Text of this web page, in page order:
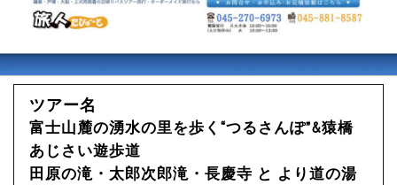
ツアー名
富士山麓の湧水の里を歩く“つるさんぽ”&猿橋
あじさい遊歩道
田原の滝・太郎次郎滝・長慶寺 と より道の湯